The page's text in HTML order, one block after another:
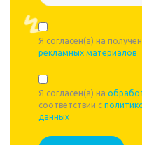
Я согласен(а) на
рекламных материалов
Я согласен(а) на
соответствии с
данных